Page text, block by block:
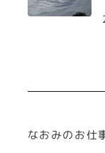
なおみのお仕